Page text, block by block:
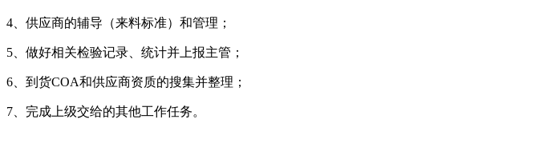
4、供应商的辅导（来料标准）和管理；
5、做好相关检验记录、统计并上报主管；
6、到货COA和供应商资质的搜集并整理；
7、完成上级交给的其他工作任务。